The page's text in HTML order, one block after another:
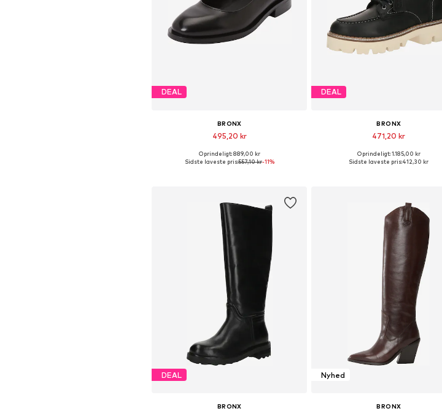
DEAL
BRONX
495,20 kr
Tilgængelige størrelser: 38, 39, 40, 41
Oprindeligt: 889,00 kr
Sidste laveste pris:557,10 kr-11%
DEAL
BRONX
471,20 kr
Tilgængelige størrelser: 37, 38, 40
Oprindeligt: 1.185,00 kr
Sidste laveste pris:412,30 kr
DEAL
BRONX
Nyhed
BRONX